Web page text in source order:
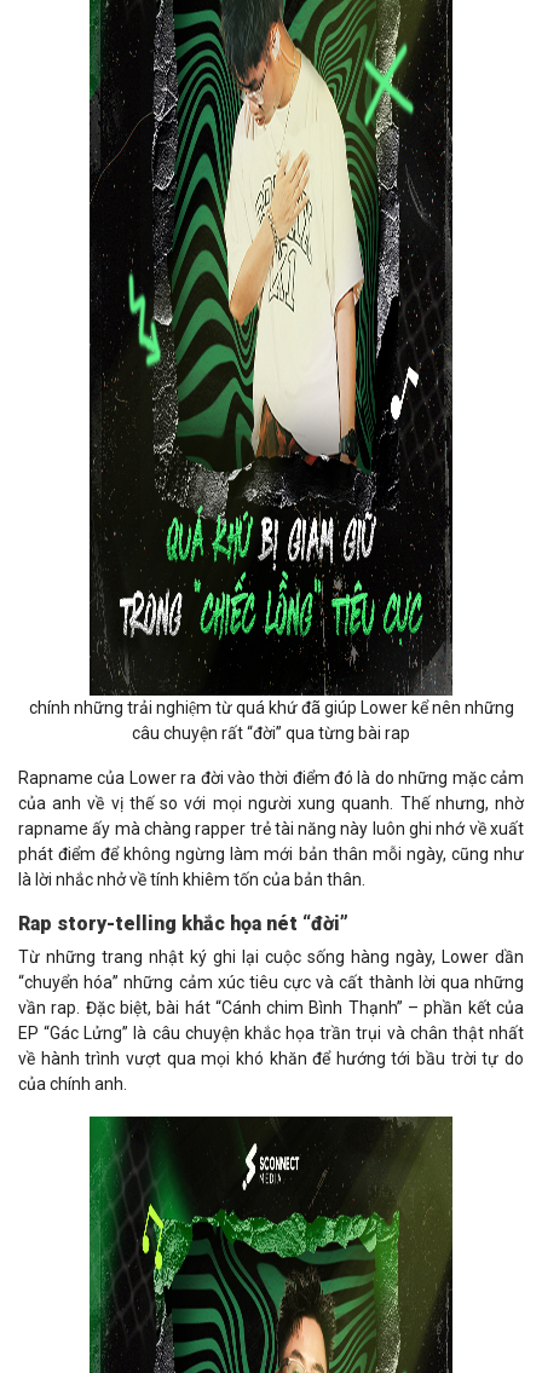
chính những trải nghiệm từ quá khứ đã giúp Lower kể nên những
câu chuyện rất “đời” qua từng bài rap
Rapname của Lower ra đời vào thời điểm đó là do những mặc cảm
của anh về vị thế so với mọi người xung quanh. Thế nhưng, nhờ
rapname ấy mà chàng rapper trẻ tài năng này luôn ghi nhớ về xuất
phát điểm để không ngừng làm mới bản thân mỗi ngày, cũng như
là lời nhắc nhở về tính khiêm tốn của bản thân.
Rap story-telling khắc họa nét “đời”
Từ những trang nhật ký ghi lại cuộc sống hàng ngày, Lower dần
“chuyển hóa” những cảm xúc tiêu cực và cất thành lời qua những
vần rap. Đặc biệt, bài hát “Cánh chim Bình Thạnh” – phần kết của
EP “Gác Lửng” là câu chuyện khắc họa trần trụi và chân thật nhất
về hành trình vượt qua mọi khó khăn để hướng tới bầu trời tự do
của chính anh.